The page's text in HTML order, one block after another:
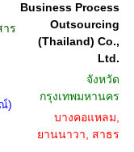
าร
)
Business Process
Outsourcing
(Thailand) Co.,
Ltd.
จังหวัด
กรุงเทพมหานคร
บางคอแหลม,
ยานนาวา, สาธร